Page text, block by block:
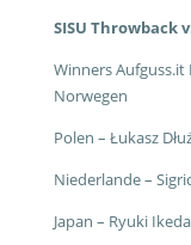
SISU Throwback
Winners Aufguss.it
Norwegen
Polen – Łukasz
Niederlande –
Japan – Ryuki